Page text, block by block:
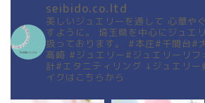
seibido.co.ltd
美しいジュエリーを通して 心華や
すように。
埼玉県を中心にジュエ
扱っております。
#本庄#千間台#
高崎 #ジュエリー#ジュエリーリフ
計#エタニティリング ↓ジュエリー
イクはこちらから